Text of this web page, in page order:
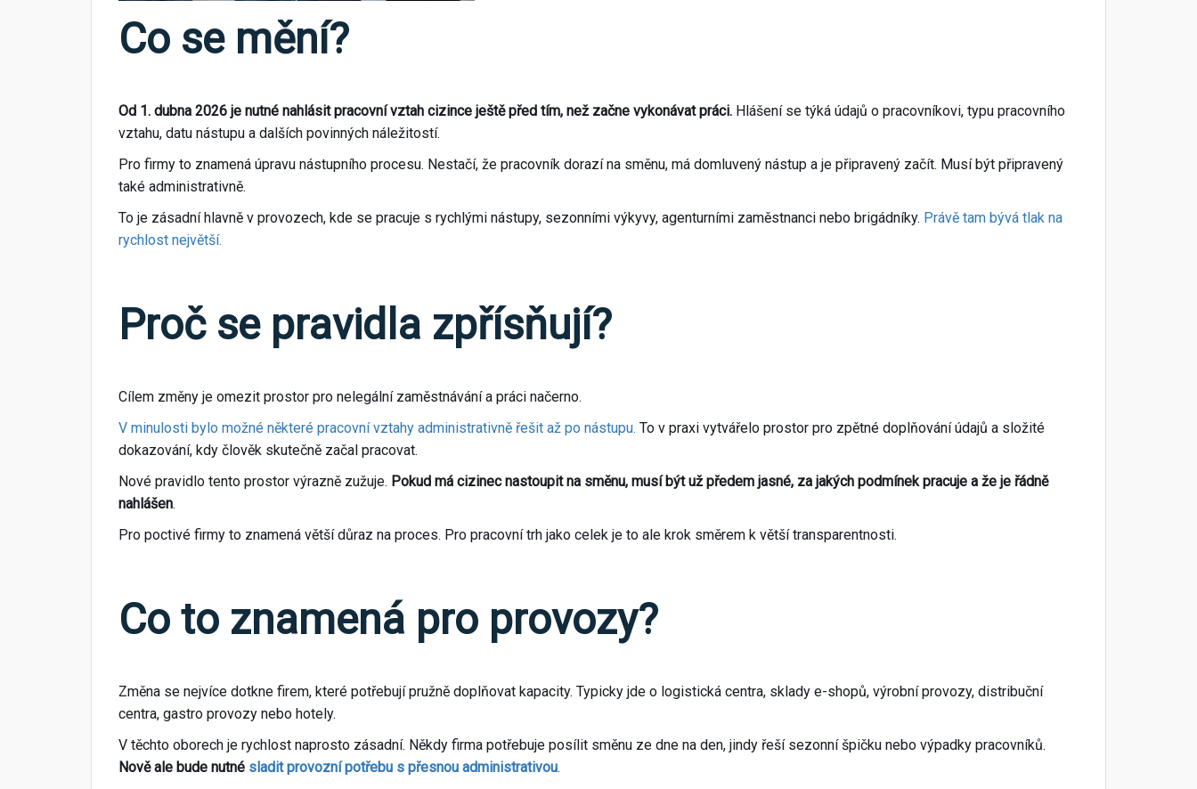
Co se mění?
Od 1. dubna 2026 je nutné nahlásit pracovní vztah cizince ještě před tím, než začne vykonávat práci. Hlášení se týká údajů o pracovníkovi, typu pracovního
vztahu, datu nástupu a dalších povinných náležitostí.
Pro firmy to znamená úpravu nástupního procesu. Nestačí, že pracovník dorazí na směnu, má domluvený nástup a je připravený začít. Musí být připravený
také administrativně.
To je zásadní hlavně v provozech, kde se pracuje s rychlými nástupy, sezonními výkyvy, agenturními zaměstnanci nebo brigádníky. Právě tam bývá tlak na
rychlost největší.
Proč se pravidla zpřísňují?
Cílem změny je omezit prostor pro nelegální zaměstnávání a práci načerno.
V minulosti bylo možné některé pracovní vztahy administrativně řešit až po nástupu. To v praxi vytvářelo prostor pro zpětné doplňování údajů a složité
dokazování, kdy člověk skutečně začal pracovat.
Nové pravidlo tento prostor výrazně zužuje. Pokud má cizinec nastoupit na směnu, musí být už předem jasné, za jakých podmínek pracuje a že je řádně
nahlášen.
Pro poctivé firmy to znamená větší důraz na proces. Pro pracovní trh jako celek je to ale krok směrem k větší transparentnosti.
Co to znamená pro provozy?
Změna se nejvíce dotkne firem, které potřebují pružně doplňovat kapacity. Typicky jde o logistická centra, sklady e-shopů, výrobní provozy, distribuční
centra, gastro provozy nebo hotely.
V těchto oborech je rychlost naprosto zásadní. Někdy firma potřebuje posílit směnu ze dne na den, jindy řeší sezonní špičku nebo výpadky pracovníků.
Nově ale bude nutné sladit provozní potřebu s přesnou administrativou.